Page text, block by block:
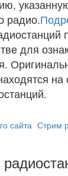
радио.
для
сайта Стрим